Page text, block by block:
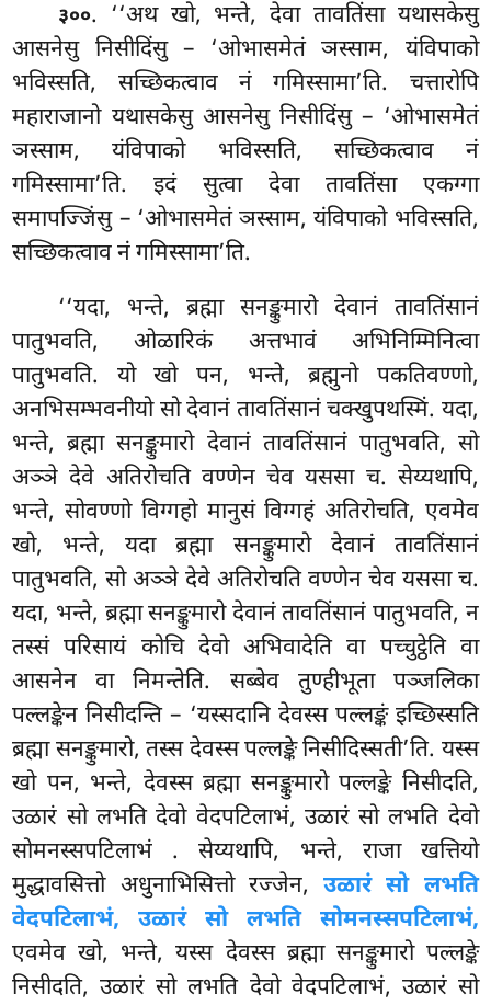
३००. ‘‘अथ खो, भन्ते, देवा तावतिंसा यथासकेसु
आसनेसु निसीदिंसु – ‘ओभासमेतं ञस्साम, यंविपाको
भविस्सति, सच्छिकत्वाव नं गमिस्सामा’ति. चत्तारोपि
महाराजानो यथासकेसु आसनेसु निसीदिंसु – ‘ओभासमेतं
ञस्साम, यंविपाको भविस्सति, सच्छिकत्वाव नं
गमिस्सामा’ति. इदं सुत्वा देवा तावतिंसा एकग्गा
समापज्जिंसु – ‘ओभासमेतं ञस्साम, यंविपाको भविस्सति,
सच्छिकत्वाव नं गमिस्सामा’ति.
‘‘यदा, भन्ते, ब्रह्मा सनङ्कुमारो देवानं तावतिंसानं
पातुभवति, ओळारिकं अत्तभावं अभिनिम्मिनित्वा
पातुभवति. यो खो पन, भन्ते, ब्रह्मुनो पकतिवण्णो,
अनभिसम्भवनीयो सो देवानं तावतिंसानं चक्खुपथस्मिं. यदा,
भन्ते, ब्रह्मा सनङ्कुमारो देवानं तावतिंसानं पातुभवति, सो
अञ्ञे देवे अतिरोचति वण्णेन चेव यससा च. सेय्यथापि,
भन्ते, सोवण्णो विग्गहो मानुसं विग्गहं अतिरोचति, एवमेव
खो, भन्ते, यदा ब्रह्मा सनङ्कुमारो देवानं तावतिंसानं
पातुभवति, सो अञ्ञे देवे अतिरोचति वण्णेन चेव यससा च.
यदा, भन्ते, ब्रह्मा सनङ्कुमारो देवानं तावतिंसानं पातुभवति, न
तस्सं परिसायं कोचि देवो अभिवादेति वा पच्चुट्ठेति वा
आसनेन वा निमन्तेति. सब्बेव तुण्हीभूता पञ्जलिका
पल्लङ्केन निसीदन्ति – ‘यस्सदानि देवस्स पल्लङ्कं इच्छिस्सति
ब्रह्मा सनङ्कुमारो, तस्स देवस्स पल्लङ्के निसीदिस्सती’ति. यस्स
खो पन, भन्ते, देवस्स ब्रह्मा सनङ्कुमारोपल्लङ्के निसीदति,
उळारं सो लभति देवो वेदपटिलाभं, उळारं सो लभति देवो
सोमनस्सपटिलाभं . सेय्यथापि, भन्ते, राजा खत्तियो
मुद्धावसित्तो अधुनाभिसित्तो रज्जेन,उळारं सो लभति
वेदपटिलाभं, उळारं सो लभति सोमनस्सपटिलाभं,
एवमेव खो, भन्ते, यस्स देवस्स ब्रह्मा सनङ्कुमारो पल्लङ्के
निसीदति, उळारं सो लभति देवो वेदपटिलाभं, उळारं सो